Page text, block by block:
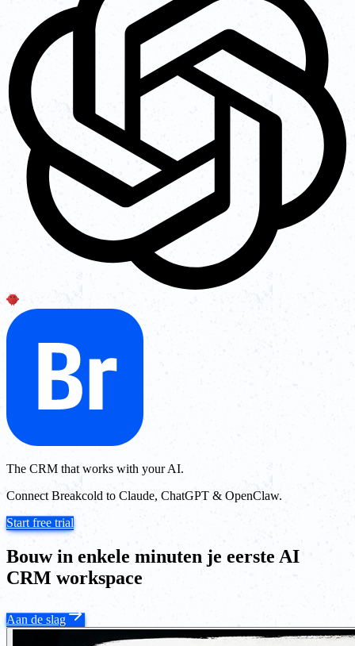
The CRM that works with your AI.
Connect Breakcold to Claude, ChatGPT & OpenClaw.
Start free trial
Bouw in enkele minuten je eerste AI
CRM workspace
Aan de slag